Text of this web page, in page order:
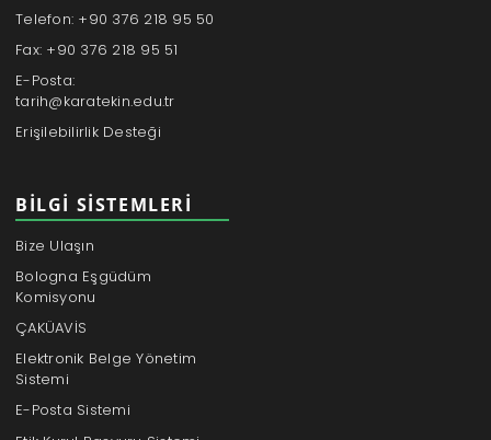
Telefon: +90 376 218 95 50
Fax: +90 376 218 95 51
E-Posta:
tarih@karatekin.edu.tr
Erişilebilirlik Desteği
BILGI SISTEMLERI
Bize Ulaşın
Bologna Eşgüdüm
Komisyonu
ÇAKÜAVİS
Elektronik Belge Yönetim
Sistemi
E-Posta Sistemi